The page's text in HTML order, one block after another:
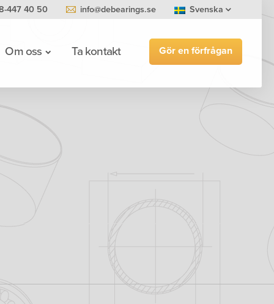
447 40 50 info@debearings.se Svenska
0
Gör en förfrågan
Om oss Ta kontakt